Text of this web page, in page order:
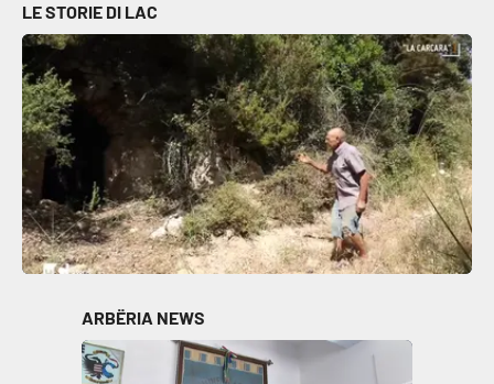
LE STORIE DI LAC
ARBËRIA NEWS